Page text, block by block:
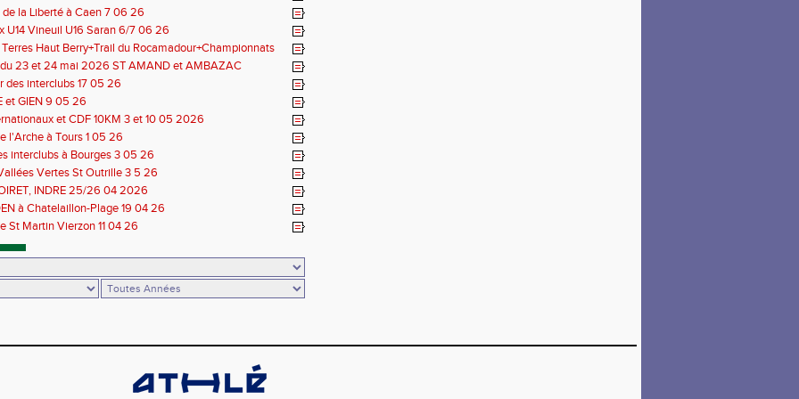
la Liberté à Caen 7 06 26
U14 Vineuil U16 Saran 6/7 06 26
Haut Berry+Trail du Rocamadour+Championnats
31 05 2026
23 et 24 mai 2026 ST AMAND et AMBAZAC
des interclubs 17 05 26
et GIEN 9 05 26
et CDF 10KM 3 et 10 05 2026
l'Arche à Tours 1 05 26
interclubs à Bourges 3 05 26
Vertes St Outrille 3 5 26
INDRE 25/26 04 2026
à Chatelaillon-Plage 19 04 26
St Martin Vierzon 11 04 26